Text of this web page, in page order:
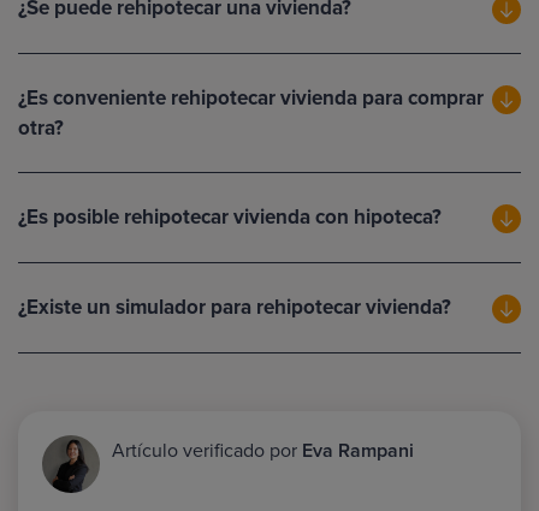
¿Se puede rehipotecar una vivienda?
¿Es conveniente rehipotecar vivienda para comprar
otra?
¿Es posible rehipotecar vivienda con hipoteca?
¿Existe un simulador para rehipotecar vivienda?
Artículo verificado por Eva Rampani